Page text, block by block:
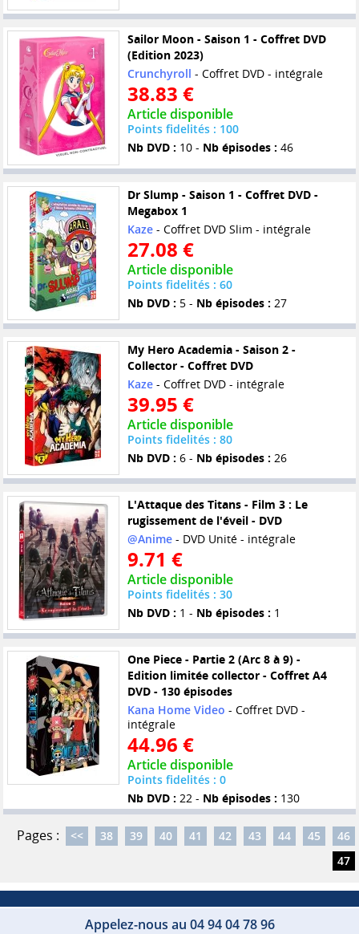
Sailor Moon - Saison 1 - Coffret DVD
(Edition 2023)
Crunchyroll - Coffret DVD - intégrale
38.83 €
Article disponible
Points fidelités : 100
Nb DVD : 10 - Nb épisodes : 46
Dr Slump - Saison 1 - Coffret DVD -
Megabox 1
Kaze- Coffret DVD Slim - intégrale
27.08 €
Article disponible
Points fidelités : 60
Nb DVD : 5 - Nb épisodes : 27
My Hero Academia - Saison 2 -
Collector - Coffret DVD
Kaze- Coffret DVD - intégrale
39.95 €
Article disponible
Points fidelités : 80
Nb DVD : 6 - Nb épisodes : 26
L'Attaque des Titans - Film 3 : Le
rugissement de l'éveil - DVD
@Anime- DVD Unité - intégrale
9.71 €
Article disponible
Points fidelités : 30
Nb DVD : 1 - Nb épisodes : 1
One Piece - Partie 2 (Arc 8 à 9) -
Edition limitée collector - Coffret A4
DVD - 130 épisodes
Kana Home Video - Coffret DVD -
intégrale
44.96 €
Article disponible
Points fidelités : 0
Nb DVD : 22 - Nb épisodes : 130
Pages : << 38 39 40 41 42 43 44 45
46
47
Appelez-nous au 04 94 04 78 96